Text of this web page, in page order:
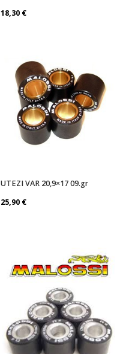
18,30 €
UTEZI VAR 20,9×17 09.gr
25,90 €